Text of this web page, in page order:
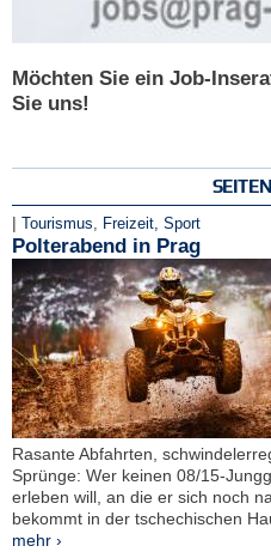
Möchten Sie ein Job-
Sie uns!
| Tourismus, Freizeit, Sport
Polterabend in Prag
Rasante Abfahrten,
Sprünge: Wer keinen 08/15-
erleben will, an die er sich noch
bekommt in der tschechischen
mehr ›